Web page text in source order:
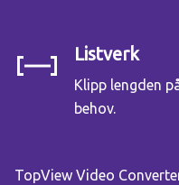
Listverk
Klipp lengden
behov.
TopView Video